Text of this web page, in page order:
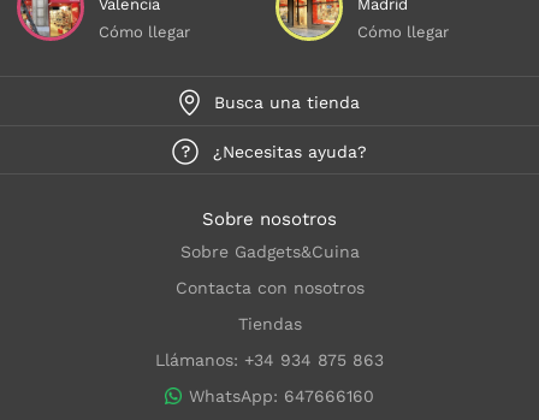
Valencia
Cómo llegar
Madrid
Cómo llegar
Busca una tienda
¿Necesitas ayuda?
Sobre nosotros
Sobre Gadgets&Cuina
Contacta con nosotros
Tiendas
Llámanos: +34 934 875 863
WhatsApp: 647666160